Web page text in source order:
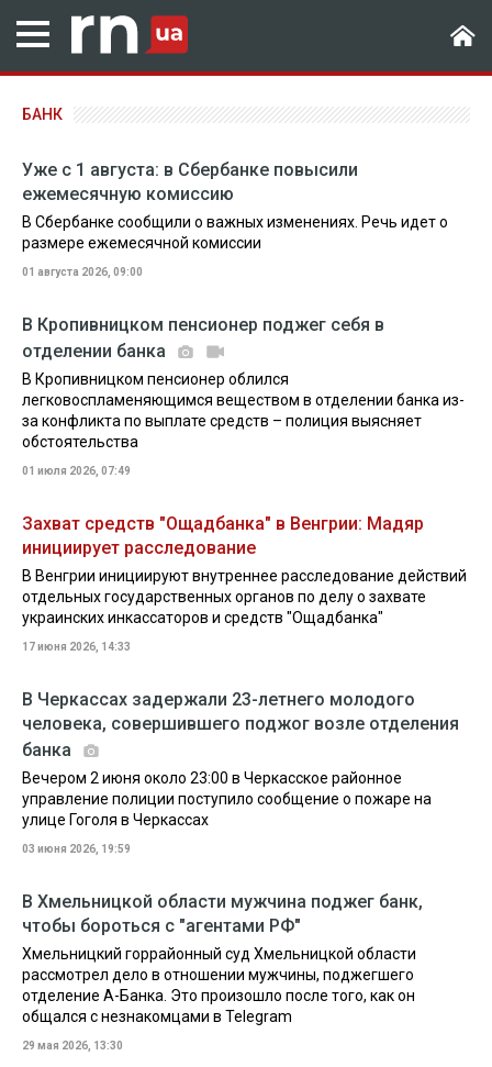
БАНК
Уже с 1 августа: в Сбербанке повысили
ежемесячную комиссию
В Сбербанке сообщили о важных изменениях. Речь идет о
размере ежемесячной комиссии
01 августа 2026, 09:00
В Кропивницком пенсионер поджег себя в
отделении банка
В Кропивницком пенсионер облился
легковоспламеняющимся веществом в отделении банка из-
за конфликта по выплате средств – полиция выясняет
обстоятельства
01 июля 2026, 07:49
Захват средств "Ощадбанка" в Венгрии: Мадяр
инициирует расследование
В Венгрии инициируют внутреннее расследование действий
отдельных государственных органов по делу о захвате
украинских инкассаторов и средств "Ощадбанка"
17 июня 2026, 14:33
В Черкассах задержали 23-летнего молодого
человека, совершившего поджог возле отделения
банка
Вечером 2 июня около 23:00 в Черкасское районное
управление полиции поступило сообщение о пожаре на
улице Гоголя в Черкассах
03 июня 2026, 19:59
В Хмельницкой области мужчина поджег банк,
чтобы бороться с "агентами РФ"
Хмельницкий горрайонный суд Хмельницкой области
рассмотрел дело в отношении мужчины, поджегшего
отделение А-Банка. Это произошло после того, как он
общался с незнакомцами в Telegram
29 мая 2026, 13:30